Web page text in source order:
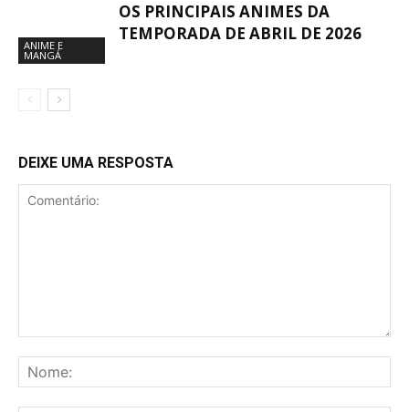
ANIME E
MANGÁ
OS PRINCIPAIS ANIMES DA
TEMPORADA DE ABRIL DE 2026
DEIXE UMA RESPOSTA